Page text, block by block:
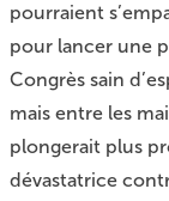
pourraient
pour lancer une
Congrès sain
mais entre les
plongerait plus
dévastatrice